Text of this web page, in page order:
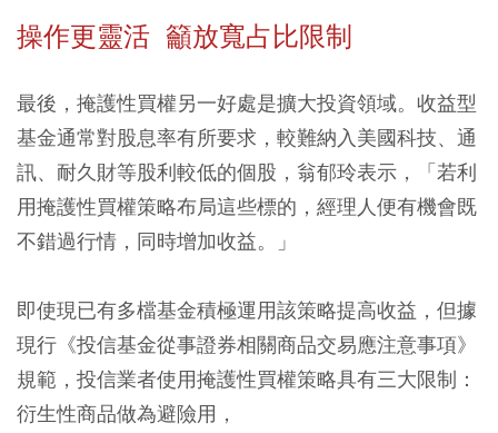
操作更靈活 籲放寬占比限制
最後，掩護性買權另一好處是擴大投資領域。收益型
基金通常對股息率有所要求，較難納入美國科技、通
訊、耐久財等股利較低的個股，翁郁玲表示，「若利
用掩護性買權策略布局這些標的，經理人便有機會既
不錯過行情，同時增加收益。」
即使現已有多檔基金積極運用該策略提高收益，但據
現行《投信基金從事證券相關商品交易應注意事項》
規範，投信業者使用掩護性買權策略具有三大限制：
衍生性商品做為避險用，